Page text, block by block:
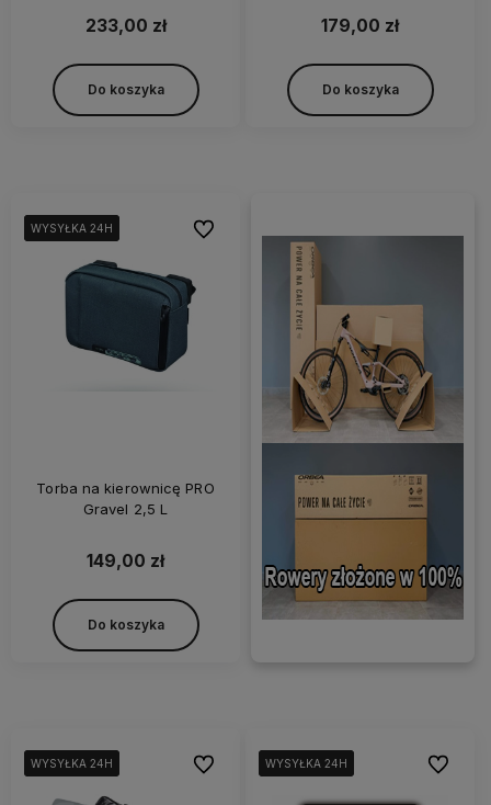
233,00 zł
Do koszyka
179,00 zł
Do koszyka
WYSYŁKA 24H
WYSYŁKA 24H
WYSYŁKA 24H
Torba na kierownicę PRO
Gravel 2,5 L
149,00 zł
Do koszyka
Do ulubionych
WYSYŁKA 24H
WYSYŁKA 24H
WYSYŁKA 24H Do ulubionychWYSYŁKA 24H
WYSYŁKA 24H
WYSYŁKA 24H Do